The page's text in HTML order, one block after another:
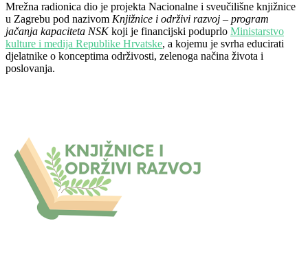
Mrežna radionica dio je projekta Nacionalne i sveučilišne knjižnice
u Zagrebu pod nazivom Knjižnice i održivi razvoj – program
jačanja kapaciteta NSKkoji je financijski poduprlo Ministarstvo
kulture i medija Republike Hrvatske, a kojemu je svrha educirati
djelatnike o konceptima održivosti, zelenoga načina života i
poslovanja.